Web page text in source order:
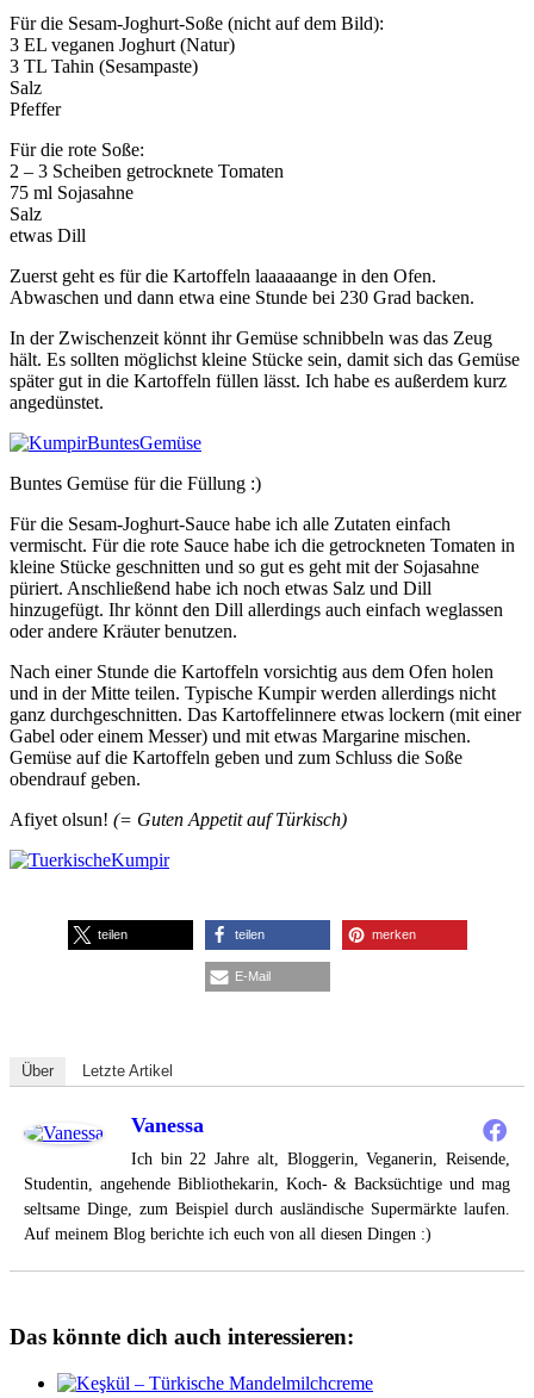
Für die Sesam-Joghurt-Soße (nicht auf dem Bild):
3 EL veganen Joghurt (Natur)
3 TL Tahin (Sesampaste)
Salz
Pfeffer
Für die rote Soße:
2 – 3 Scheiben getrocknete Tomaten
75 ml Sojasahne
Salz
etwas Dill
Zuerst geht es für die Kartoffeln laaaaaange in den Ofen.
Abwaschen und dann etwa eine Stunde bei 230 Grad backen.
In der Zwischenzeit könnt ihr Gemüse schnibbeln was das Zeug
hält. Es sollten möglichst kleine Stücke sein, damit sich das Gemüse
später gut in die Kartoffeln füllen lässt. Ich habe es außerdem kurz
angedünstet.
Buntes Gemüse für die Füllung :)
Für die Sesam-Joghurt-Sauce habe ich alle Zutaten einfach
vermischt. Für die rote Sauce habe ich die getrockneten Tomaten in
kleine Stücke geschnitten und so gut es geht mit der Sojasahne
püriert. Anschließend habe ich noch etwas Salz und Dill
hinzugefügt. Ihr könnt den Dill allerdings auch einfach weglassen
oder andere Kräuter benutzen.
Nach einer Stunde die Kartoffeln vorsichtig aus dem Ofen holen
und in der Mitte teilen. Typische Kumpir werden allerdings nicht
ganz durchgeschnitten. Das Kartoffelinnere etwas lockern (mit einer
Gabel oder einem Messer) und mit etwas Margarine mischen.
Gemüse auf die Kartoffeln geben und zum Schluss die Soße
obendrauf geben.
Afiyet olsun! (= Guten Appetit auf Türkisch)
teilen teilen merken
E-Mail
Über Letzte Artikel
Vanessa
Ich bin 22 Jahre alt, Bloggerin, Veganerin, Reisende,
Studentin, angehende Bibliothekarin, Koch- & Backsüchtige und mag
seltsame Dinge, zum Beispiel durch ausländische Supermärkte laufen.
Auf meinem Blog berichte ich euch von all diesen Dingen :)
Das könnte dich auch interessieren: